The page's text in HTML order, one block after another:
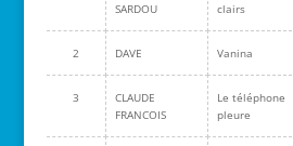
SARDOU
clairs
2 DAVE Vanina
3
CLAUDE
FRANCOIS
Le téléphone
pleure